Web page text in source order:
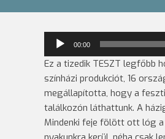
Audió
lejátszó
00:00
Ez a tizedik TESZT legfőbb
színházi produkciót, 16
megállapította, hogy a
találkozón láthattunk. A
Mindenki feje fölött ott lóg a